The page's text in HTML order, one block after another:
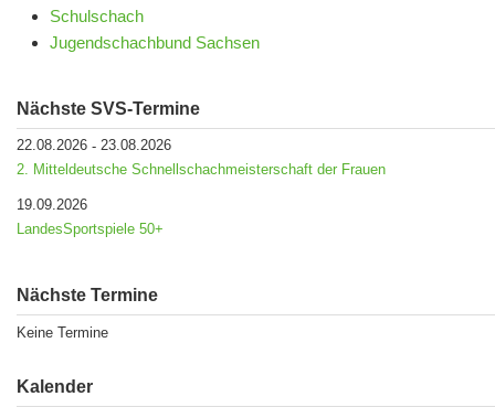
Schulschach
Jugendschachbund Sachsen
Nächste SVS-Termine
22.08.2026 - 23.08.2026
2. Mitteldeutsche Schnellschachmeisterschaft der Frauen
19.09.2026
LandesSportspiele 50+
Nächste Termine
Keine Termine
Kalender